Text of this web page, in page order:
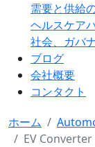
需要と供給
ヘルスケア
社会、ガバ
ブログ
会社概要
コンタクト
ホーム
EV